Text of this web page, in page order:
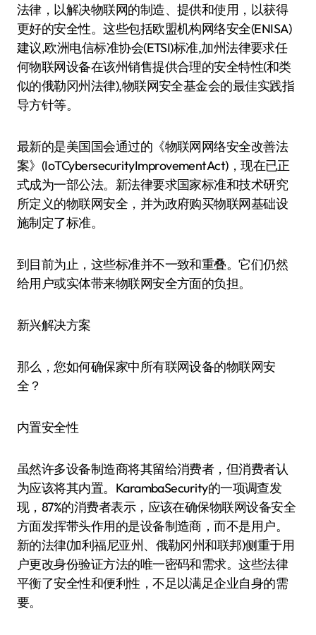
法律，以解决物联网的制造、提供和使用，以获得
更好的安全性。这些包括欧盟机构网络安全(ENISA)
建议,欧洲电信标准协会(ETSI)标准,加州法律要求任
何物联网设备在该州销售提供合理的安全特性(和类
似的俄勒冈州法律),物联网安全基金会的最佳实践指
导方针等。
最新的是美国国会通过的《物联网网络安全改善法
案》(IoTCybersecurityImprovementAct)，现在已正
式成为一部公法。新法律要求国家标准和技术研究
所定义的物联网安全，并为政府购买物联网基础设
施制定了标准。
到目前为止，这些标准并不一致和重叠。它们仍然
给用户或实体带来物联网安全方面的负担。
新兴解决方案
那么，您如何确保家中所有联网设备的物联网安
全？
内置安全性
虽然许多设备制造商将其留给消费者，但消费者认
为应该将其内置。KarambaSecurity的一项调查发
现，87%的消费者表示，应该在确保物联网设备安全
方面发挥带头作用的是设备制造商，而不是用户。
新的法律(加利福尼亚州、俄勒冈州和联邦)侧重于用
户更改身份验证方法的唯一密码和需求。这些法律
平衡了安全性和便利性，不足以满足企业自身的需
要。